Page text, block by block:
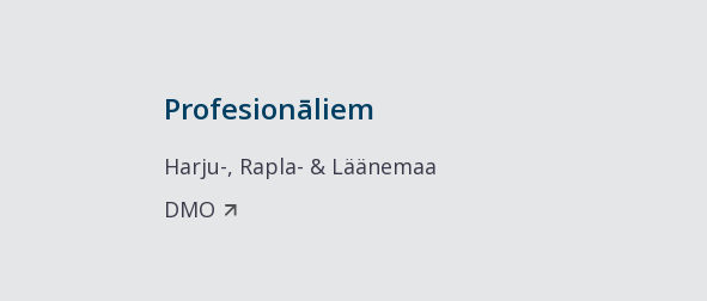
Profesionāliem
Harju-, Rapla- & Läänemaa
DMO